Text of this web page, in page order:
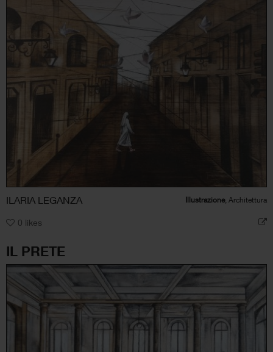
ILARIA LEGANZA Illustrazione, Architettura
0 likes
IL PRETE